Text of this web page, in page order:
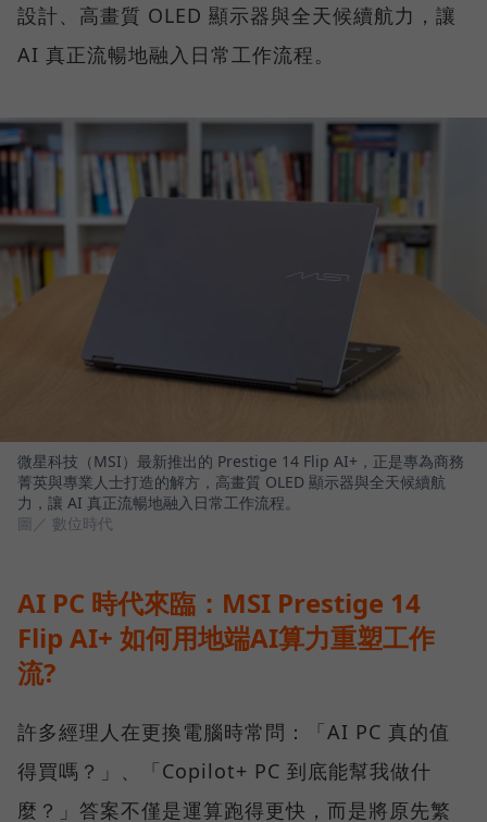
設計、高畫質 OLED 顯示器與全天候續航力，讓
AI 真正流暢地融入日常工作流程。
微星科技（MSI）最新推出的 Prestige 14 Flip AI+，正是專為商務
菁英與專業人士打造的解方，高畫質 OLED 顯示器與全天候續航
力，讓 AI 真正流暢地融入日常工作流程。
圖／ 數位時代
AI PC 時代來臨：MSI Prestige 14
Flip AI+ 如何用地端AI算力重塑工作
流?
許多經理人在更換電腦時常問：「AI PC 真的值
得買嗎？」、「Copilot+ PC 到底能幫我做什
麼？」答案不僅是運算跑得更快，而是將原先繁